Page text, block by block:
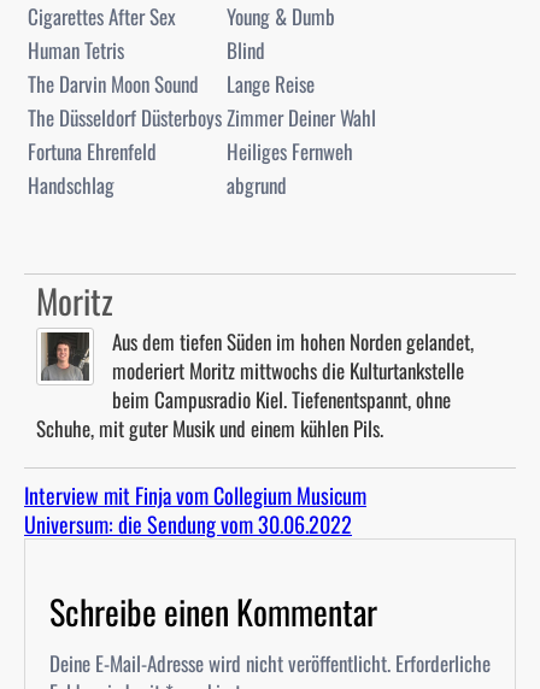
Cigarettes After Sex
Young & Dumb
Human Tetris
Blind
The Darvin Moon Sound
Lange Reise
The Düsseldorf DüsterboysZimmer Deiner Wahl
Fortuna Ehrenfeld
Heiliges Fernweh
Handschlag
abgrund
Moritz
Aus dem tiefen Süden im hohen Norden gelandet,
moderiert Moritz mittwochs die Kulturtankstelle
beim Campusradio Kiel. Tiefenentspannt, ohne
Schuhe, mit guter Musik und einem kühlen Pils.
Interview mit Finja vom Collegium Musicum
Universum: die Sendung vom 30.06.2022
Schreibe einen Kommentar
Deine E-Mail-Adresse wird nicht veröffentlicht. Erforderliche